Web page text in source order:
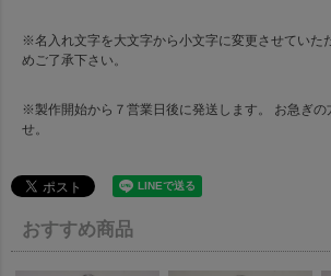
※名入れ文字を大文字から小文字に変更させていた
めご了承下さい。
※製作開始から７営業日後に発送します。 お急ぎの
せ。
おすすめ商品